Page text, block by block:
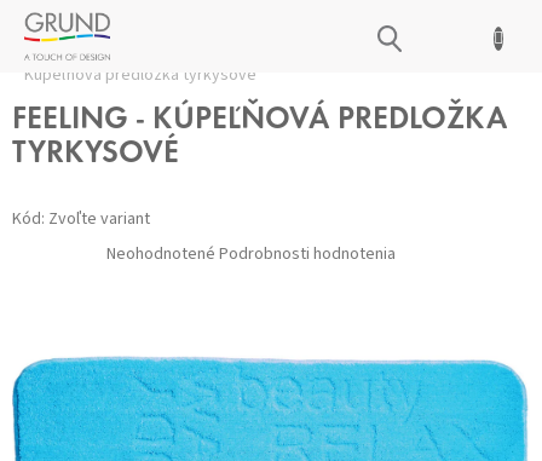
Prejsť
obsah
NÁKUPNÝ
Domov
/ Kúpeľňové predložky Všetky predložky
FEELING -
Kúpeľňová predložka tyrkysové
FEELING - KÚPEĽŇOVÁ PREDLOŽKA
TYRKYSOVÉ
Kód: Zvoľte variant
Priemerné
hodnotenie
Neohodnotené Podrobnosti hodnotenia